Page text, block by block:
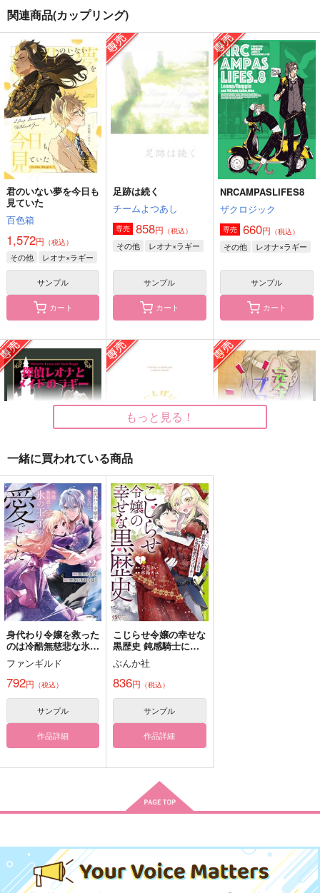
Happy everyone!
なす畑
700円（税込）
鷹見啓悟
サンプル
作品詳細
Golden Record
箱庭のゆめ
787円（税込）
ラギー×レオナ
サンプル
作品詳細
Blue gray
ふわまく
944円（税込）
ラギー×レオナ
サンプル
作品詳細
映画の時間
kosame
472円（税込）
ラギー×レオナ
作品詳細
NRCAMPASLIFES8
ザクロジック
（税込）
レオナ×ラギー
ドーナツの穴のおいし
いたべかた
無重力回転寿司
629円（税込）
ヴェナ・アモリスを辿
る先
なんちゃらうんぬんか
んぬん
1,320円（税込）
レオナ×ラギー
サンプル
君のいない夢を今日も
見ていた
百色箱
円（税込）
レオナ×ラギー
サンプル
作品詳細
関連商品(カップリング)
君のいない夢を今日も
見ていた
百色箱
1,572円 （税込）
その他 レオナ×ラギー
サンプル
カート
足跡は続く
チームよつあし
専売 858円 （税込）
その他 レオナ×ラギー
サンプル
カート
NRCAMPASLIFES8
ザクロジック
専売 660円 （税込）
その他 レオナ×ラギー
サンプル
カート
探偵レオナとメイドの
ラギー
ぽーぽ廿煮
専売 1,887円（税込）
その他 レオナ×ラギー
サンプル
カート
たんぽぽクリーニング
かがりや
専売 1,540円（税込）
その他 レオナ×ラギー
サンプル
カート
る先
んぬん
専売 1,320円（税込）
その他 レオナ×ラギー
二人は別々の体がもど
かしい
550
その他 レオナ×ラギー
もっと見る！
一緒に買われている商品
身代わり令嬢を救った
のは冷酷無慈悲な氷の
王子の愛でした 2
ファンギルド
792円 （税込）
サンプル
作品詳細
こじらせ令嬢の幸せな
黒歴史 鈍感騎士に溺
愛されるための秘密の
アプローチ 1
ぶんか社
836円 （税込）
サンプル
作品詳細